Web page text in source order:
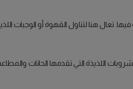
تعال هنا لتناول القهوة أو الوجبات
اللذيذة التي تقدمها الحانات